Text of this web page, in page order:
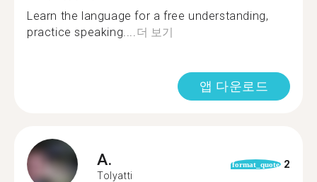
Learn the language for a free understanding,
practice speaking....더 보기
앱 다운로드
A.
Tolyatti
format_quote 2